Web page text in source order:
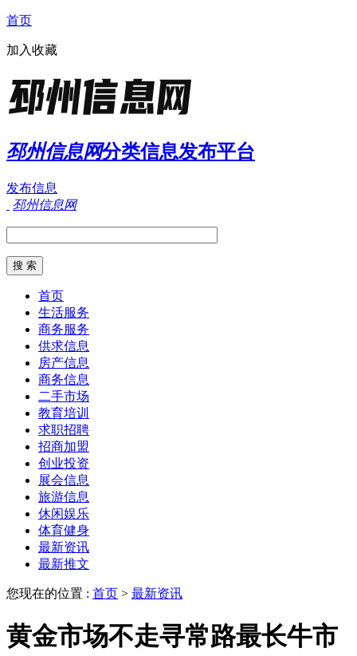
首页
加入收藏
邳州信息网分类信息发布平台
发布信息
邳州信息网
首页
生活服务
商务服务
供求信息
房产信息
商务信息
二手市场
教育培训
求职招聘
招商加盟
创业投资
展会信息
旅游信息
休闲娱乐
体育健身
最新资讯
最新推文
您现在的位置 : 首页 > 最新资讯
黄金市场不走寻常路最长牛市